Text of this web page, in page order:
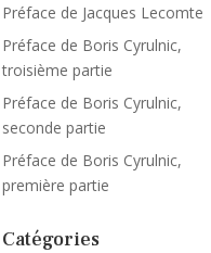
Préface de Jacques Lecomte
Préface de Boris Cyrulnic,
troisième partie
Préface de Boris Cyrulnic,
seconde partie
Préface de Boris Cyrulnic,
première partie
Catégories